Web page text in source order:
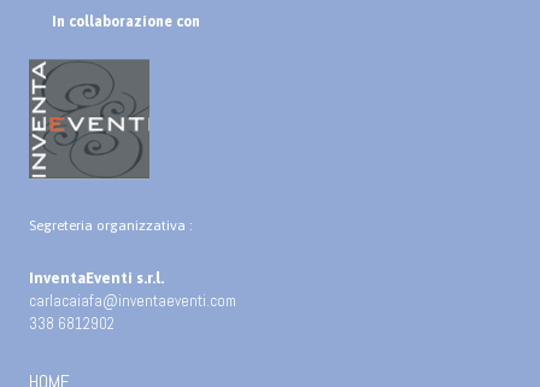
In collaborazione con
Segreteria organizzativa :
InventaEventi s.r.l.
carlacaiafa@inventaeventi.com
338 6812902
HOME